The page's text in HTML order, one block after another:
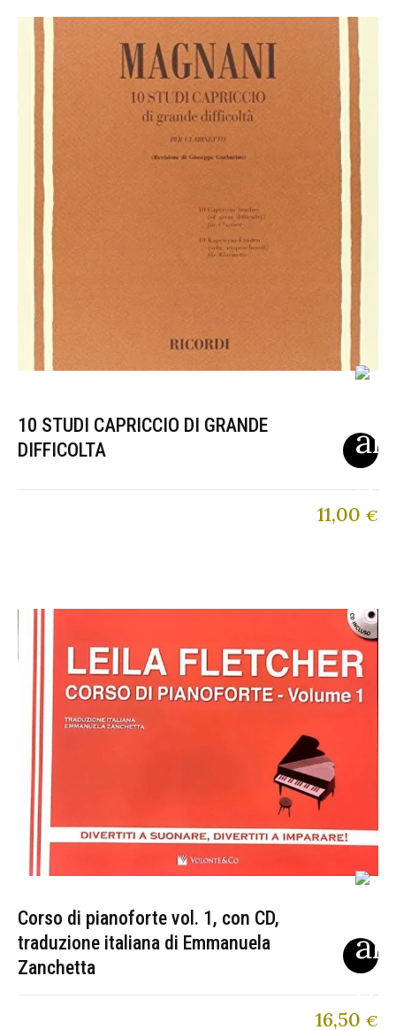
10 STUDI CAPRICCIO DI GRANDE
DIFFICOLTA
11,00 €
Corso di pianoforte vol. 1, con CD,
traduzione italiana di Emmanuela
Zanchetta
16,50 €